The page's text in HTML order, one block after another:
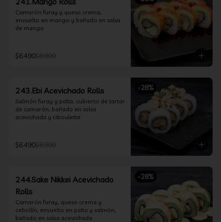
Camarón furay y queso crema,
envuelto en mango y bañado en salsa
de mango
$6.490$8.990
-28%
243.Ebi Acevichado Rolls
Salmón furay y palta, cubierto de tartar
de camarón, bañado en salsa
acevichada y ciboulette
$6.490$8.990
-28%
244.Sake Nikkei Acevichado
Rolls
Camarón furay, queso crema y
cebollín, envuelto en palta y salmón,
bañado en salsa acevichada